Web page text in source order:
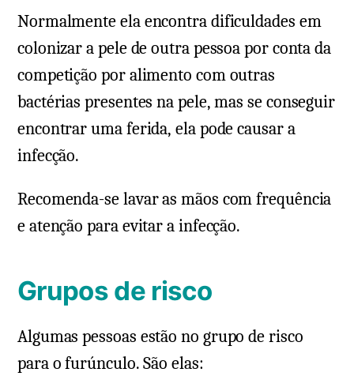
Normalmente ela encontra dificuldades em
colonizar a pele de outra pessoa por conta da
competição por alimento com outras
bactérias presentes na pele, mas se conseguir
encontrar uma ferida, ela pode causar a
infecção.
Recomenda-se lavar as mãos com frequência
e atenção para evitar a infecção.
Grupos de risco
Algumas pessoas estão no grupo de risco
para o furúnculo. São elas: